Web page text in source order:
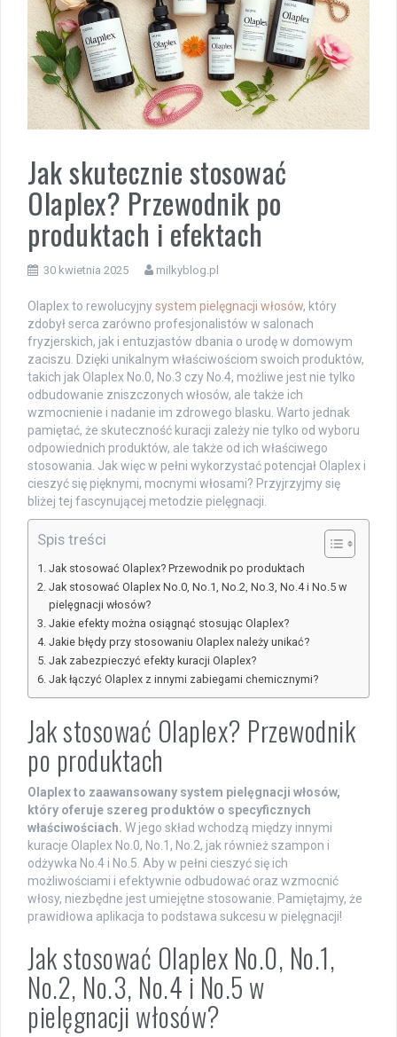
Jak skutecznie stosować
Olaplex? Przewodnik po
produktach i efektach
30 kwietnia 2025 milkyblog.pl
Olaplex to rewolucyjnysystem pielęgnacji włosów, który
zdobył serca zarówno profesjonalistów w salonach
fryzjerskich, jak i entuzjastów dbania o urodę w domowym
zaciszu. Dzięki unikalnym właściwościom swoich produktów,
takich jak Olaplex No.0, No.3 czy No.4, możliwe jest nie tylko
odbudowanie zniszczonych włosów, ale także ich
wzmocnienie i nadanie im zdrowego blasku. Warto jednak
pamiętać, że skuteczność kuracji zależy nie tylko od wyboru
odpowiednich produktów, ale także od ich właściwego
stosowania. Jak więc w pełni wykorzystać potencjał Olaplex i
cieszyć się pięknymi, mocnymi włosami? Przyjrzyjmy się
bliżej tej fascynującej metodzie pielęgnacji.
Spis treści
Jak stosować Olaplex? Przewodnik po produktach
Jak stosować Olaplex No.0, No.1, No.2, No.3, No.4 i No.5 w
pielęgnacji włosów?
Jakie efekty można osiągnąć stosując Olaplex?
Jakie błędy przy stosowaniu Olaplex należy unikać?
Jak zabezpieczyć efekty kuracji Olaplex?
Jak łączyć Olaplex z innymi zabiegami chemicznymi?
Jak stosować Olaplex? Przewodnik
po produktach
Olaplex to zaawansowany system pielęgnacji włosów,
który oferuje szereg produktów o specyficznych
właściwościach. W jego skład wchodzą między innymi
kuracje Olaplex No.0, No.1, No.2, jak również szampon i
odżywka No.4 i No.5. Aby w pełni cieszyć się ich
możliwościami i efektywnie odbudować oraz wzmocnić
włosy, niezbędne jest umiejętne stosowanie. Pamiętajmy, że
prawidłowa aplikacja to podstawa sukcesu w pielęgnacji!
Jak stosować Olaplex No.0, No.1,
No.2, No.3, No.4 i No.5 w
pielęgnacji włosów?